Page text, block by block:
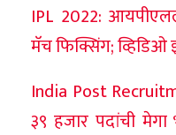
IPL 2022:
मॅच फिक्सिंग; व्हिडिओ
India Post
३९ हजार पदांची मेगा